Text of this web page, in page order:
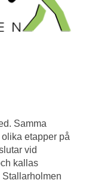
Samma
etapper på
vid
kallas
Stallarholmen